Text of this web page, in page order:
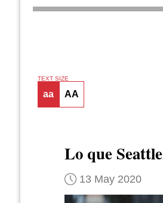
TEXT SIZE
aa AA
Lo que Seattle
13 May 2020